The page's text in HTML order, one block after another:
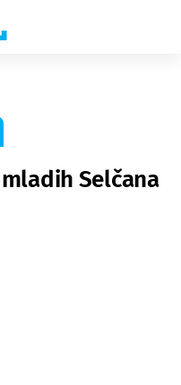
Selčana